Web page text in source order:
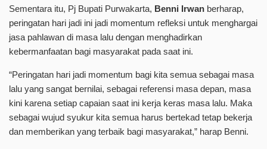
Sementara itu, Pj Bupati Purwakarta, Benni Irwan berharap,
peringatan hari jadi ini jadi momentum refleksi untuk menghargai
jasa pahlawan di masa lalu dengan menghadirkan
kebermanfaatan bagi masyarakat pada saat ini.
“Peringatan hari jadi momentum bagi kita semua sebagai masa
lalu yang sangat bernilai, sebagai referensi masa depan, masa
kini karena setiap capaian saat ini kerja keras masa lalu. Maka
sebagai wujud syukur kita semua harus bertekad tetap bekerja
dan memberikan yang terbaik bagi masyarakat,” harap Benni.